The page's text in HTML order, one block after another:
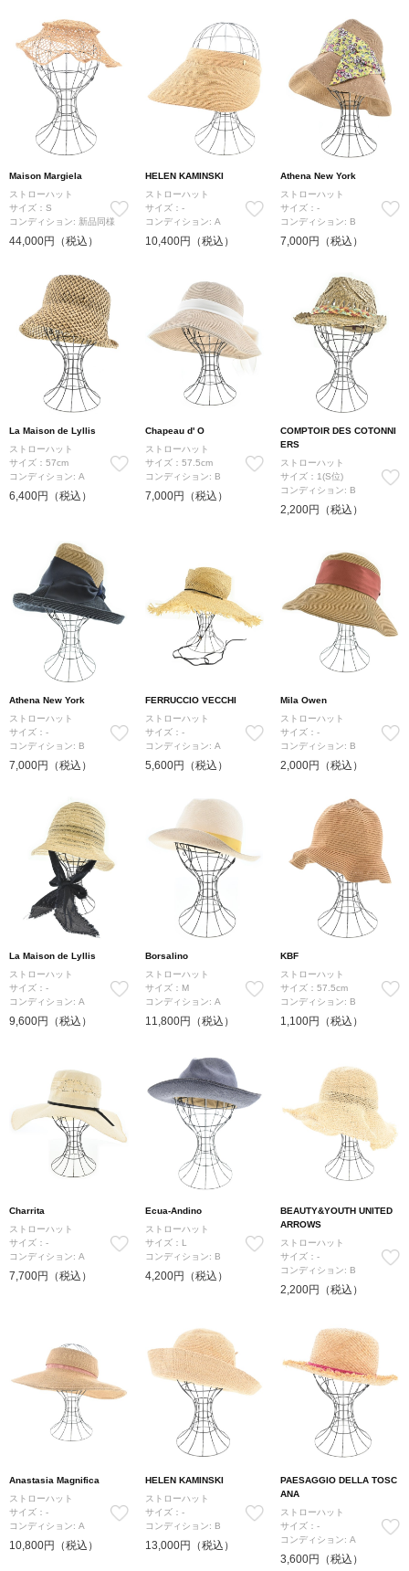
Maison Margiela
ストローハット
サイズ：S
コンディション: 新品同様
44,000円（税込）
HELEN KAMINSKI
ストローハット
サイズ：-
コンディション: A
10,400円（税込）
Athena New York
ストローハット
サイズ：-
コンディション: B
7,000円（税込）
La Maison de Lyllis
ストローハット
サイズ：57cm
コンディション: A
6,400円（税込）
Chapeau d' O
ストローハット
サイズ：57.5cm
コンディション: B
7,000円（税込）
COMPTOIR DES COTONNI
ERS
ストローハット
サイズ：1(S位)
コンディション: B
2,200円（税込）
Athena New York
ストローハット
サイズ：-
コンディション: B
7,000円（税込）
FERRUCCIO VECCHI
ストローハット
サイズ：-
コンディション: A
5,600円（税込）
Mila Owen
ストローハット
サイズ：-
コンディション: B
2,000円（税込）
La Maison de Lyllis
ストローハット
サイズ：-
コンディション: A
9,600円（税込）
Borsalino
ストローハット
サイズ：M
コンディション: A
11,800円（税込）
KBF
ストローハット
サイズ：57.5cm
コンディション: B
1,100円（税込）
Charrita
ストローハット
サイズ：-
コンディション: A
7,700円（税込）
Ecua-Andino
ストローハット
サイズ：L
コンディション: B
4,200円（税込）
BEAUTY&YOUTH UNITED
ARROWS
ストローハット
サイズ：-
コンディション: B
2,200円（税込）
Anastasia Magnifica
ストローハット
サイズ：-
コンディション: A
10,800円（税込）
HELEN KAMINSKI
ストローハット
サイズ：-
コンディション: B
13,000円（税込）
PAESAGGIO DELLA TOSC
ANA
ストローハット
サイズ：-
コンディション: A
3,600円（税込）